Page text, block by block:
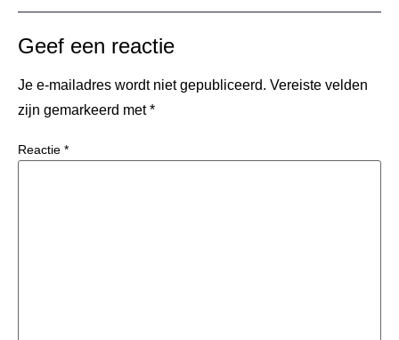
Geef een reactie
Je e-mailadres wordt niet gepubliceerd. Vereiste velden
zijn gemarkeerd met*
Reactie *